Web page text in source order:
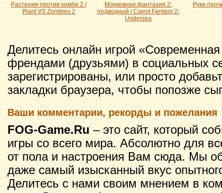
Растения против зомби 2 /
Plant VS Zombies 2
Морковная фантазия 2:
подводный / Carrot Fantasy 2:
Undersea
Руки
Делитесь онлайн игрой
френдами (друзьями) в социальных
зарегистрированы, или просто
закладки браузера, чтобы попозже
Ваши комментарии, рекорды и пожелания
FOG-Game.Ru – это сайт, который
игры со всего мира. Абсолютно для
от пола и настроения Вам сюда. Мы
даже самый изысканный вкус
Делитесь с нами своим мнением в